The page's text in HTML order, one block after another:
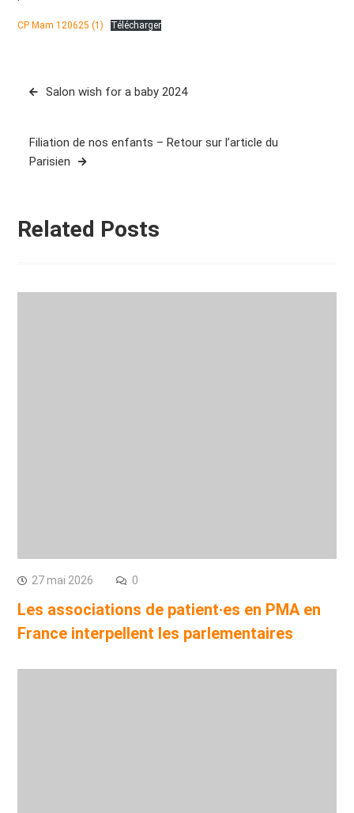
CP Mam 120625 (1) Télécharger
Navigation
l’article
Salon wish for a baby 2024
Filiation de nos enfants – Retour sur l’article du
Parisien
Related Posts
27 mai 2026 0
Les associations de patient·es en PMA en
France interpellent les parlementaires